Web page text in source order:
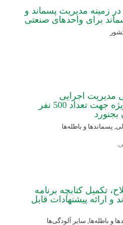
زمینه مدیریت پسماند و
برای واحدهای صنعتی
مدیریت اجرایی
پسماندهای صنعتی و ویژه جهت تعداد 500 نفر
, پسماندها و باطله‌ها
تکمیل کتابچه برنامه
و ارائه پیشنهادات قابل
و باطله‌ها, سایر آلودگی‌ها